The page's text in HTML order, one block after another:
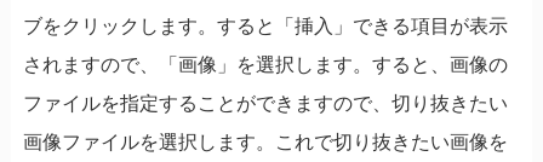
ブをクリックします。すると「挿入」できる項目が表示
されますので、「画像」を選択します。すると、画像の
ファイルを指定することができますので、切り抜きたい
画像ファイルを選択します。これで切り抜きたい画像を